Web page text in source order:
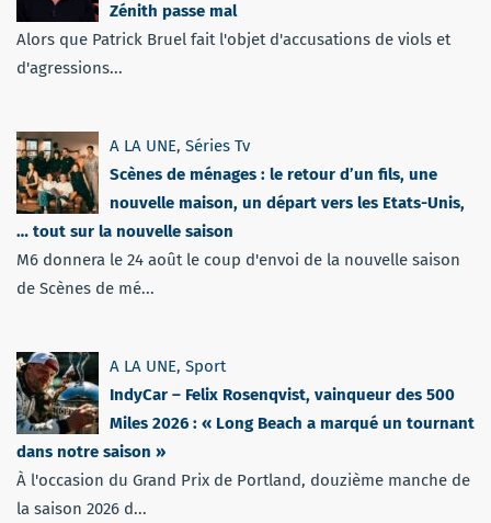
Zénith passe mal
Alors que Patrick Bruel fait l'objet d'accusations de viols et
d'agressions...
A LA UNE, Séries Tv
Scènes de ménages : le retour d’un fils, une
nouvelle maison, un départ vers les Etats-Unis,
… tout sur la nouvelle saison
M6 donnera le 24 août le coup d'envoi de la nouvelle saison
de Scènes de mé...
A LA UNE, Sport
IndyCar – Felix Rosenqvist, vainqueur des 500
Miles 2026 : « Long Beach a marqué un tournant
dans notre saison »
À l'occasion du Grand Prix de Portland, douzième manche de
la saison 2026 d...